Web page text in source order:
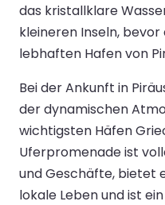
das kristallklare
kleineren Inseln,
lebhaften Hafen von
Bei der Ankunft in
der dynamischen
wichtigsten Häfen
Uferpromenade ist
und Geschäfte, bietet
lokale Leben und ist